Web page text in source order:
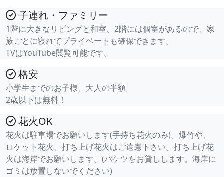
子連れ・ファミリー
1階に大きなリビングと和室、2階には個室があるので、家
族ごとに寝れてプライベートも確保できます。
TVはYouTube閲覧可能です。
格安
小学生までのお子様、大人の半額
2歳以下は無料！
花火OK
花火は駐車場でお願いします(手持ち花火のみ)。爆竹や、
ロケット花火、打ち上げ花火はご遠慮下さい。打ち上げ花
火は海岸でお願いします。(バケツをお貸しします。海岸に
ゴミは放置しないでください)